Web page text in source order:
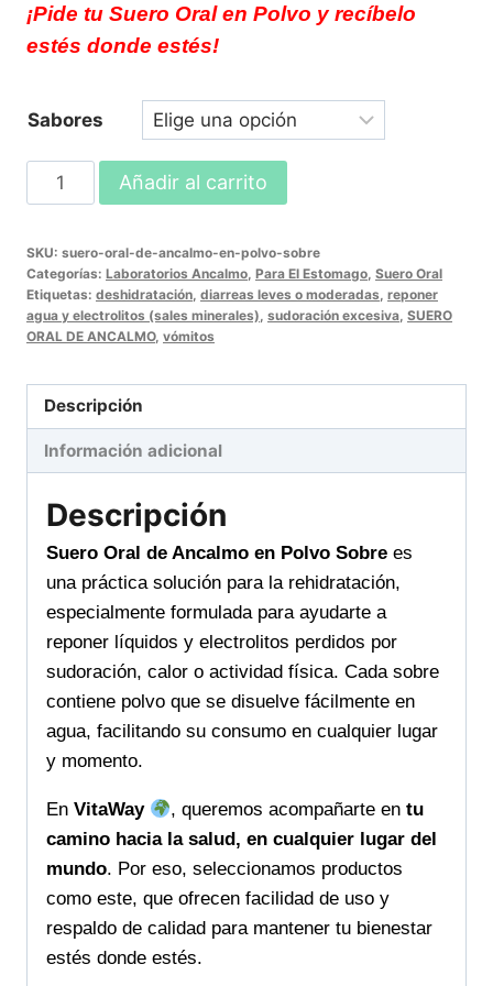
¡Pide tu Suero Oral en Polvo y recíbelo
estés donde estés!
Sabores
SUERO
ORAL
ANCALMO
EN
POLVO
rehidratación
eficaz
en
cualquier
momento
cantidad
Añadir al carrito
SKU: suero-oral-de-ancalmo-en-polvo-sobre
Categorías: Laboratorios Ancalmo Para El Estomago Suero Oral
Etiquetas: deshidratación diarreas leves o moderadas reponer
agua y electrolitos (sales minerales) sudoración excesiva SUERO
ORAL DE ANCALMO, vómitos
Descripción
Información adicional
Descripción
Suero Oral de Ancalmo en Polvo Sobre es
una práctica solución para la rehidratación,
especialmente formulada para ayudarte a
reponer líquidos y electrolitos perdidos por
sudoración, calor o actividad física. Cada sobre
contiene polvo que se disuelve fácilmente en
agua, facilitando su consumo en cualquier lugar
y momento.
En VitaWay , queremos acompañarte entu
camino hacia la salud, en cualquier lugar del
mundo. Por eso, seleccionamos productos
como este, que ofrecen facilidad de uso y
respaldo de calidad para mantener tu bienestar
estés donde estés.